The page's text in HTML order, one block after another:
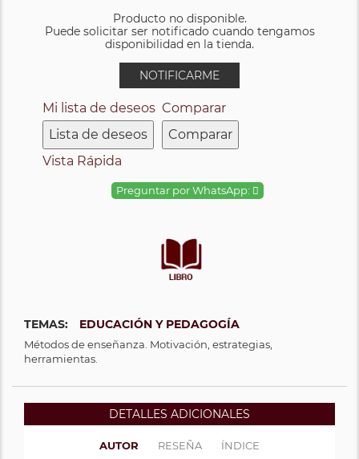
Producto no disponible.
Puede solicitar ser notificado cuando tengamos
disponibilidad en la tienda.
NOTIFICARME
Mi lista de deseos
Lista de deseos
Comparar
Comparar
Vista Rápida
Preguntar por WhatsApp:
TEMAS: EDUCACIÓN Y PEDAGOGÍA
Métodos de enseñanza. Motivación, estrategias,
herramientas.
DETALLES ADICIONALES
AUTOR RESEÑA ÍNDICE